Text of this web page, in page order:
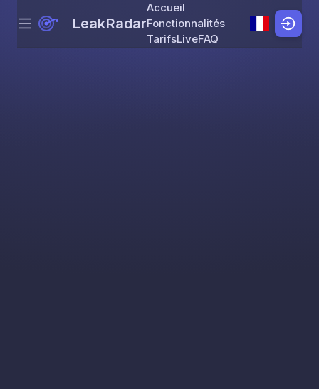
Skip to content
Menu LeakRadar
Accueil
Fonctionnalités
TarifsLiveFAQ